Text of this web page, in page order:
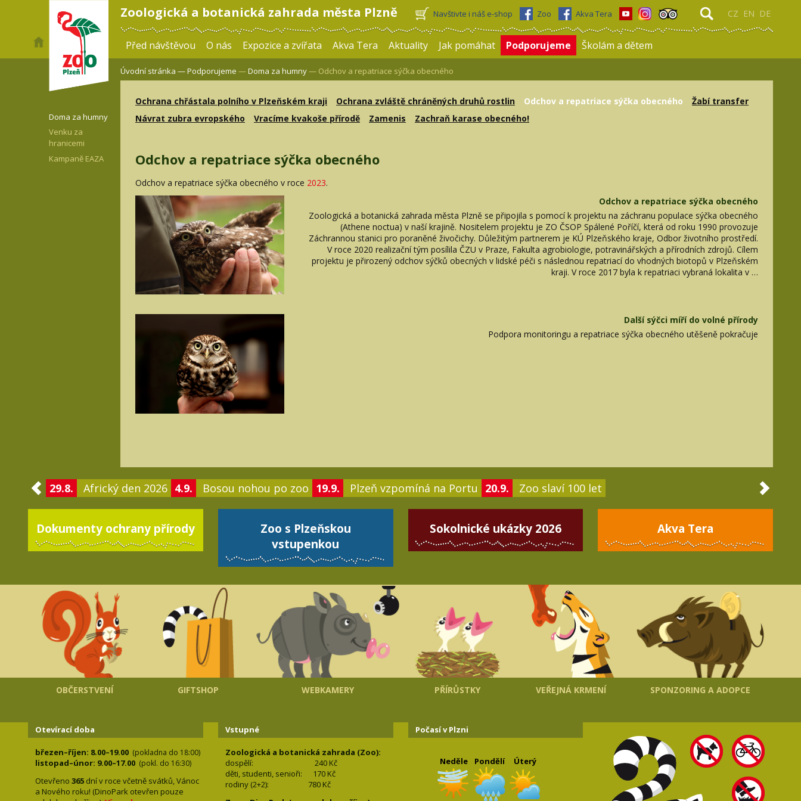
Zoologická a botanická zahrada města Plzně CZ EN DE
Navštivte i náš e-shop Zoo Akva Tera
Před návštěvou O nás Expozice a zvířata Akva Tera Aktuality Jak pomáhat Podporujeme Školám a dětem
Doma za humny
Venku za
hranicemi
Kampaně EAZA
Úvodní stránka —Podporujeme —Doma za humny— Odchov a repatriace sýčka obecného
Ochrana chřástala polního v Plzeňském kraji Ochrana zvláště chráněných druhů rostlin Odchov a repatriace sýčka obecného
Žabí transfer
Návrat zubra evropského
Vracíme kvakoše přírodě Zamenis Zachraň karase obecného!
Odchov a repatriace sýčka obecného
Odchov a repatriace sýčka obecného v roce 2023.
Odchov a repatriace sýčka obecného
Zoologická a botanická zahrada města Plzně se připojila s pomocí k projektu na záchranu populace sýčka obecného
(Athene noctua) v naší krajině. Nositelem projektu je ZO ČSOP Spálené Poříčí, která od roku 1990 provozuje
Záchrannou stanici pro poraněné živočichy. Důležitým partnerem je KÚ Plzeňského kraje, Odbor životního prostředí.
V roce 2020 realizační tým posílila ČZU v Praze, Fakulta agrobiologie, potravinářských a přírodních zdrojů. Cílem
projektu je přirozený odchov sýčků obecných v lidské péči s následnou repatriací do vhodných biotopů v Plzeňském
kraji. V roce 2017 byla k repatriaci vybraná lokalita v …
Další sýčci míří do volné přírody
Podpora monitoringu a repatriace sýčka obecného utěšeně pokračuje
29.8. Africký den 2026 4.9. Bosou nohou po zoo 19.9. Plzeň vzpomíná na Portu 20.9. Zoo slaví 100 let
Dokumenty ochrany přírody
Zoo s Plzeňskou
vstupenkou
Sokolnické ukázky 2026 Akva Tera
OBČERSTVENÍ GIFTSHOP WEBKAMERY PŘÍRŮSTKY VEŘEJNÁ KRMENÍ SPONZORING A ADOPCE
Otevírací doba
březen–říjen: 8.00–19.00 (pokladna do 18:00)
listopad–únor: 9.00–17.00 (pokl. do 16:30)
Otevřeno 365 dní v roce včetně svátků, Vánoc
a Nového roku! (DinoPark otevřen pouze
Vstupné
Zoologická a botanická zahrada (Zoo):
dospělí:
240 Kč
děti, studenti, senioři: 170Kč
rodiny (2+2): 780Kč
Počasí v Plzni
Neděle Pondělí Úterý